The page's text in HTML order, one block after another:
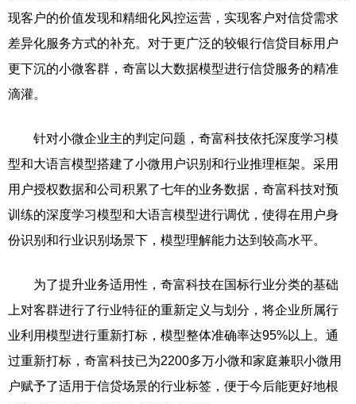
现客户的价值发现和精细化风控运营，实现客户对信贷需求
差异化服务方式的补充。对于更广泛的较银行信贷目标用户
更下沉的小微客群，奇富以大数据模型进行信贷服务的精准
滴灌。
针对小微企业主的判定问题，奇富科技依托深度学习模
型和大语言模型搭建了小微用户识别和行业推理框架。采用
用户授权数据和公司积累了七年的业务数据，奇富科技对预
训练的深度学习模型和大语言模型进行调优，使得在用户身
份识别和行业识别场景下，模型理解能力达到较高水平。
为了提升业务适用性，奇富科技在国标行业分类的基础
上对客群进行了行业特征的重新定义与划分，将企业所属行
业利用模型进行重新打标，模型整体准确率达95%以上。通
过重新打标，奇富科技已为2200多万小微和家庭兼职小微用
户赋予了适用于信贷场景的行业标签，便于今后能更好地根